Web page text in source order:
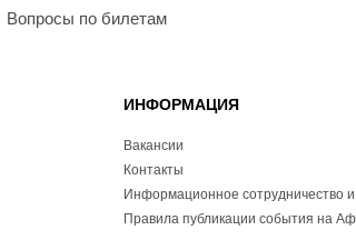
Вопросы по билетам
ИНФОРМАЦИЯ
Вакансии
Контакты
Информационное сотрудничество
Правила публикации события на